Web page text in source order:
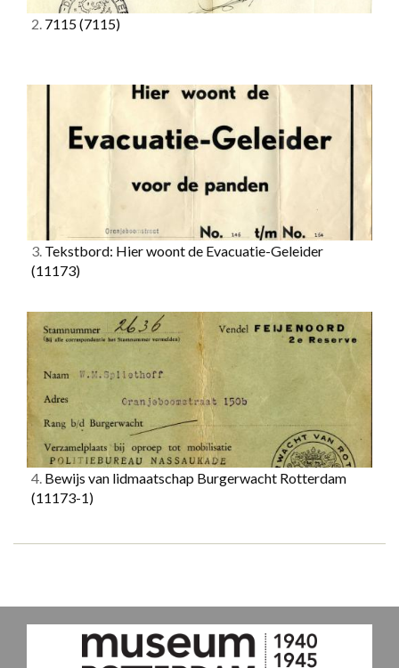
2. 7115(7115)
3. Tekstbord: Hier woont de Evacuatie-Geleider
(11173)
4. Bewijs van lidmaatschap Burgerwacht Rotterdam
(11173-1)